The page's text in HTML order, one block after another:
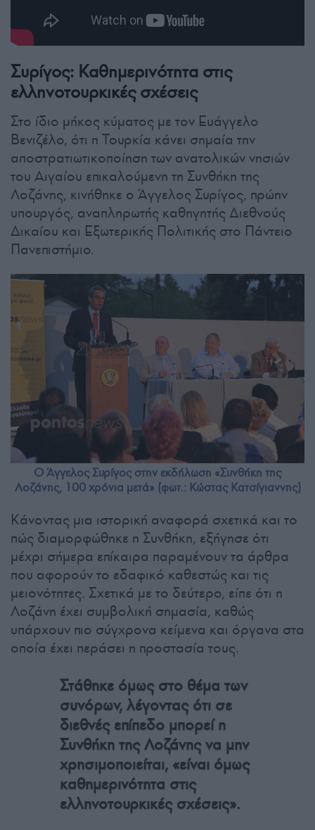
Συρίγος: Καθημερινότητα στις
ελληνοτουρκικές σχέσεις
Στο ίδιο μήκος κύματος με τον Ευάγγελο
Βενιζέλο, ότι η Τουρκία κάνει σημαία την
αποστρατιωτικοποίηση των ανατολικών νησιών
του Αιγαίου επικαλούμενη τη Συνθήκη της
Λοζάνης, κινήθηκε ο Άγγελος Συρίγος, πρώην
υπουργός, αναπληρωτής καθηγητής Διεθνούς
Δικαίου και Εξωτερικής Πολιτικής στο Πάντειο
Πανεπιστήμιο.
Ο Άγγελος Συρίγος στην εκδήλωση «Συνθήκη της
Λοζάνης, 100 χρόνια μετά» (φωτ.: Κώστας Κατσίγιαννης)
Κάνοντας μια ιστορική αναφορά σχετικά και το
πώς διαμορφώθηκε η Συνθήκη, εξήγησε ότι
μέχρι σήμερα επίκαιρα παραμένουν τα άρθρα
που αφορούν το εδαφικό καθεστώς και τις
μειονότητες. Σχετικά με το δεύτερο, είπε ότι η
Λοζάνη έχει συμβολική σημασία, καθώς
υπάρχουν πιο σύγχρονα κείμενα και όργανα στα
οποία έχει περάσει η προστασία τους.
Στάθηκε όμως στο θέμα των
συνόρων, λέγοντας ότι σε
διεθνές επίπεδο μπορεί η
Συνθήκη της Λοζάνης να μην
χρησιμοποιείται, «είναι όμως
καθημερινότητα στις
ελληνοτουρκικές σχέσεις».